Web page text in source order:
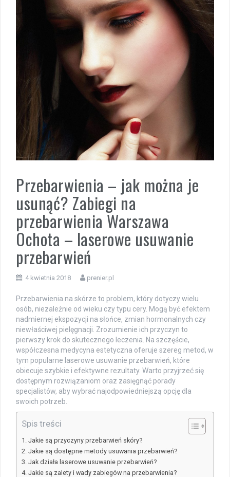
Przebarwienia – jak można je
usunąć? Zabiegi na
przebarwienia Warszawa
Ochota – laserowe usuwanie
przebarwień
4 kwietnia 2018 prenier.pl
Przebarwienia na skórze to problem, który dotyczy wielu
osób, niezależnie od wieku czy typu cery. Mogą być efektem
nadmiernej ekspozycji na słońce, zmian hormonalnych czy
niewłaściwej pielęgnacji. Zrozumienie ich przyczyn to
pierwszy krok do skutecznego leczenia. Na szczęście,
współczesna medycyna estetyczna oferuje szereg metod, w
tym popularne laserowe usuwanie przebarwień, które
obiecuje szybkie i efektywne rezultaty. Warto przyjrzeć się
dostępnym rozwiązaniom oraz zasięgnąć porady
specjalistów, aby wybrać najodpowiedniejszą opcję dla
swoich potrzeb.
Spis treści
Jakie są przyczyny przebarwień skóry?
Jakie są dostępne metody usuwania przebarwień?
Jak działa laserowe usuwanie przebarwień?
Jakie są zalety i wady zabiegów na przebarwienia?